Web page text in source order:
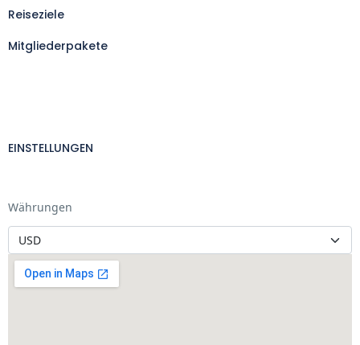
Reiseziele
Mitgliederpakete
EINSTELLUNGEN
Währungen